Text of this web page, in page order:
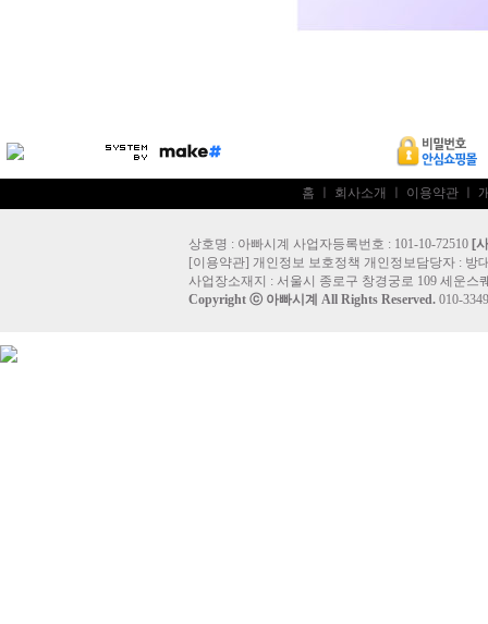
홈 회사소개 이용약관
상호명 : 아빠시계 사업자등록번호 : 101-10-72510 [
[이용약관] 개인정보 보호정책 개인정보담당자 : 방
사업장소재지 : 서울시 종로구 창경궁로 109 세운스
Copyright ⓒ 아빠시계 All Rights Reserved. 010-